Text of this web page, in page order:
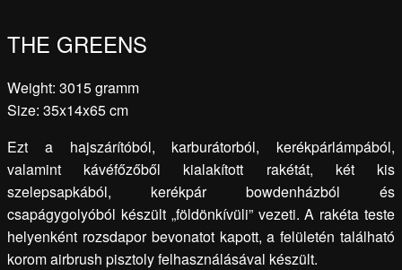
THE GREENS
Weight: 3015 gramm
Size: 35x14x65 cm
Ezt a hajszárítóból, karburátorból, kerékpárlámpából,
valamint kávéfőzőből kialakított rakétát, két kis
szelepsapkából, kerékpár bowdenházból és
csapágygolyóból készült „földönkívüli” vezeti. A rakéta teste
helyenként rozsdapor bevonatot kapott, a felületén található
korom airbrush pisztoly felhasználásával készült.